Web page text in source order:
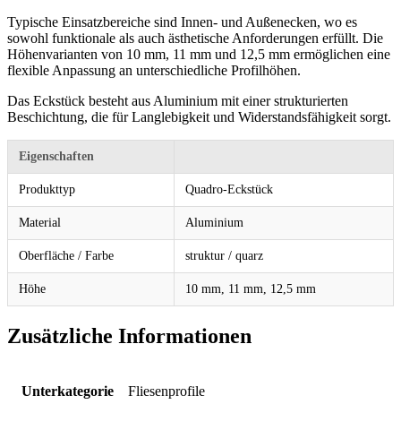
Typische Einsatzbereiche sind Innen- und Außenecken, wo es
sowohl funktionale als auch ästhetische Anforderungen erfüllt. Die
Höhenvarianten von 10 mm, 11 mm und 12,5 mm ermöglichen eine
flexible Anpassung an unterschiedliche Profilhöhen.
Das Eckstück besteht aus Aluminium mit einer strukturierten
Beschichtung, die für Langlebigkeit und Widerstandsfähigkeit sorgt.
Eigenschaften
Produkttyp Quadro-Eckstück
Material Aluminium
Oberfläche / Farbe struktur / quarz
Höhe 10 mm, 11 mm, 12,5 mm
Zusätzliche Informationen
Unterkategorie Fliesenprofile